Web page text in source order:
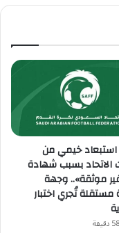
استبعاد خيمي من
الاتحاد بسبب شهادة
موثقة».. وجهة
مستقلة تُجري اختبار